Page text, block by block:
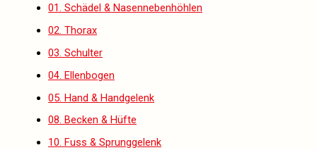
01. Schädel & Nasennebenhöhlen
02. Thorax
03. Schulter
04. Ellenbogen
05. Hand & Handgelenk
08. Becken & Hüfte
10. Fuss & Sprunggelenk